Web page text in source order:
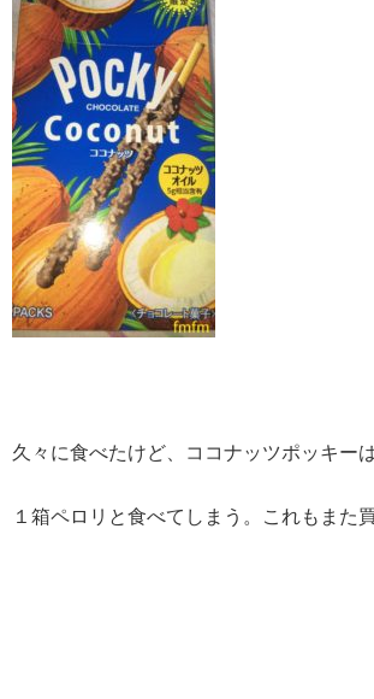
久々に食べたけど、ココナッツポッキー
１箱ペロリと食べてしまう。これもまた